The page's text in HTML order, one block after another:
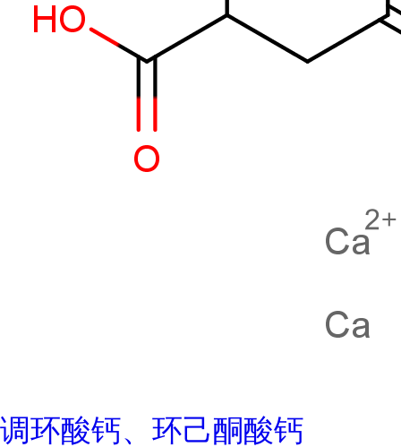
调环酸钙、环己酮酸钙